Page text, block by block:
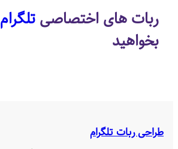
ربات های اختصاصیتلگرام
بخواهید
طراحی ربات تلگرام